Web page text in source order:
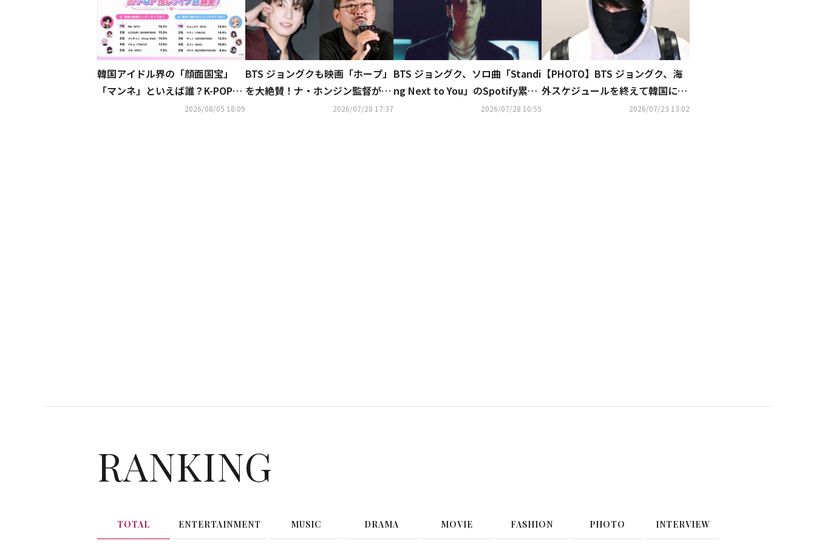
韓国アイドル界の「顔面国宝」
「マンネ」といえば誰？K-POP推
しタイプ別調査の結果が明らかに
2026/08/05 18:09
BTS ジョングクも映画「ホープ」
を大絶賛！ナ・ホンジン監督がS
2026/07/28 17:37
BTS ジョングク、ソロ曲「Standi
ng Next to You」のSpotify累計
再生回数が15億回を突破2026/07/28 10:55
【PHOTO】BTS ジョングク、海
外スケジュールを終えて韓国に到
2026/07/23 13:02
RANKING
TOTAL ENTERTAINMENT MUSIC DRAMA MOVIE FASHION PHOTO INTERVIEW